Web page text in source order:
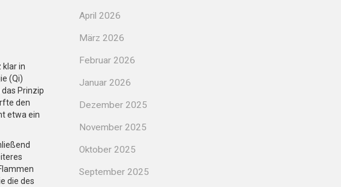
klar in
(Qi)
Prinzip
den
etwa ein
die des
April 2026
März 2026
Februar 2026
Januar 2026
Dezember 2025
November 2025
Oktober 2025
September 2025